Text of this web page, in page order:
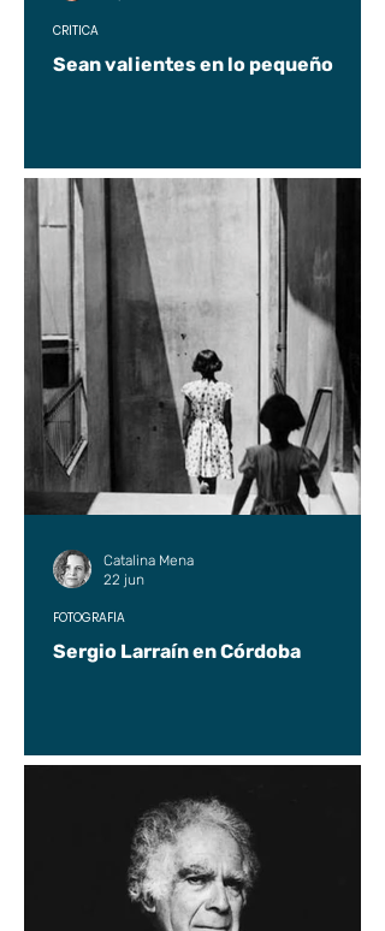
Sean valientes en lo pequeño
CRÍTICA
Sergio Larraín en Córdoba
FOTOGRAFÍA
Catalina Mena
22 jun